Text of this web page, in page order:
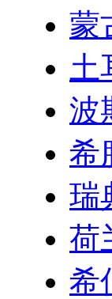
蒙
土
波
希
瑞
荷
希